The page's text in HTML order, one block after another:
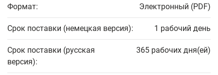
Формат: Электронный (PDF)
Срок поставки (немецкая версия): 1 рабочий день
Срок поставки (русская
версия):
365 рабочих дня(ей)